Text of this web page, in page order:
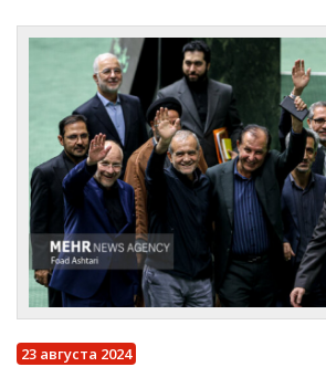
23 августа 2024